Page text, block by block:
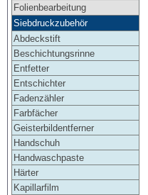
Folienbearbeitung
Siebdruckzubehör
Abdeckstift
Beschichtungsrinne
Entfetter
Entschichter
Fadenzähler
Farbfächer
Geisterbildentferner
Handschuh
Handwaschpaste
Härter
Kapillarfilm